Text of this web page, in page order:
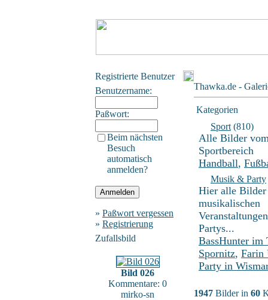
Registrierte Benutzer
Benutzername:
Paßwort:
Beim nächsten
Besuch
automatisch
anmelden?
» Paßwort vergessen
» Registrierung
Zufallsbild
Bild 026
Kommentare: 0
mirko-sn
Thawka.de -
Kategorien
Sport (810)
Alle Bilder
Sportbereich
Handball,
Musik & Party
Hier alle
musikalischen
Partys...
BassHunter im
Spornitz, Farin
Party in
1947 Bilder in 60